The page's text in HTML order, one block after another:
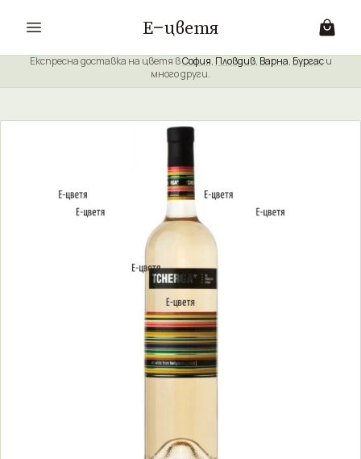
Е цветя
Експресна доставка на цветя вСофия, Пловдив, Варна, Бургаси
много други.